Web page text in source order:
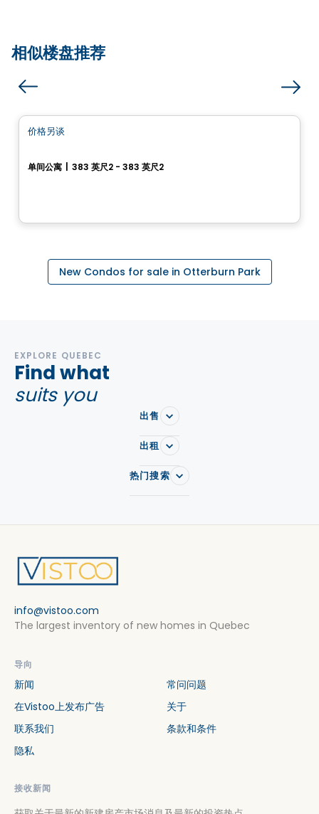
相似楼盘推荐
价格另谈
单间公寓 383 英尺2 - 383 英尺2
New Condos for sale in Otterburn Park
EXPLORE QUEBEC
Find what
suits you
出售
出租
热门搜索
info@vistoo.com
The largest inventory of new homes in Quebec
导向
新闻
常问问题
在Vistoo上发布广告
关于
联系我们
条款和条件
隐私
接收新闻